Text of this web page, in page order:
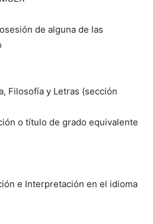
de alguna de las
Filosofía y Letras (sección
o título de grado equivalente
e Interpretación en el idioma